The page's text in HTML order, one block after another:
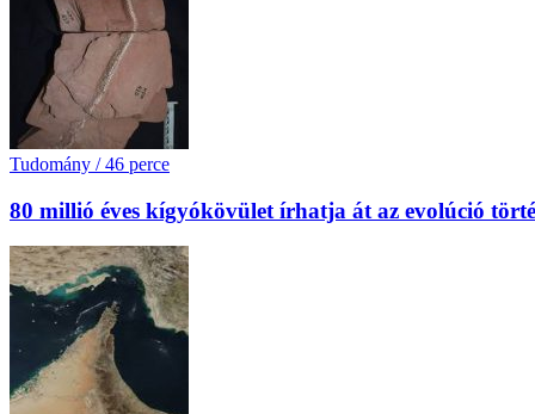
Tudomány / 46 perce
80 millió éves kígyókövület írhatja át az evolúció